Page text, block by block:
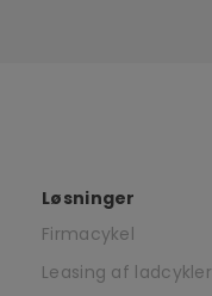
Løsninger
Firmacykel
Leasing af ladcykler